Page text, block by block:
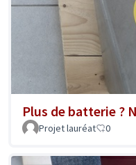
Plus de batterie ?
Projet lauréat 0